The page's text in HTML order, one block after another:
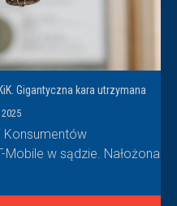
Gigantyczna kara utrzymana
Konsumentów
Mobile w sądzie. Nałożona